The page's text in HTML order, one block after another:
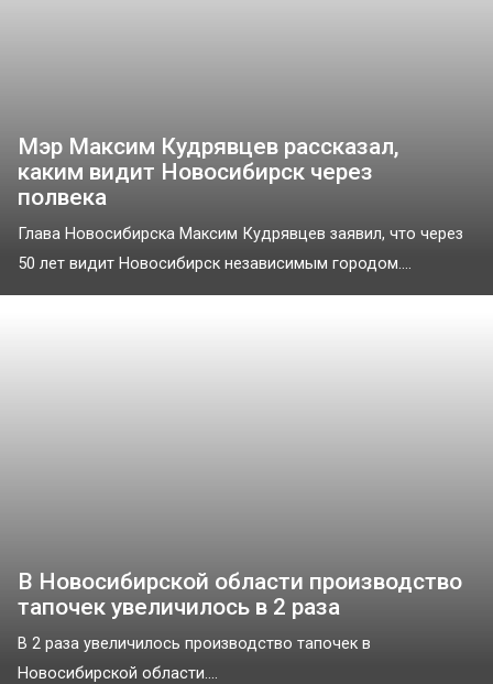
Мэр Максим Кудрявцев рассказал,
каким видит Новосибирск через
полвека
Глава Новосибирска Максим Кудрявцев заявил, что через
50 лет видит Новосибирск независимым городом....
В Новосибирской области производство
тапочек увеличилось в 2 раза
В 2 раза увеличилось производство тапочек в
Новосибирской области....